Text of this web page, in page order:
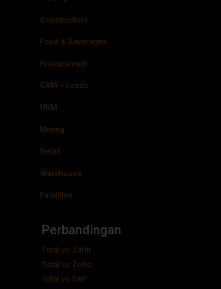
Construction
Food & Beverages
Procurement
CRM – Leads
HRM
Mining
Retail
Warehouse
Facilities
Perbandingan
Total vs Zahir
Total vs Zoho
Total vs SAP